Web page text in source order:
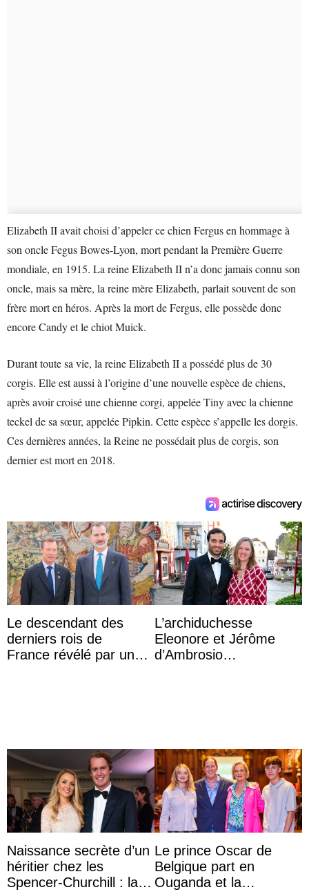
Elizabeth II avait choisi d’appeler ce chien Fergus en hommage à
son oncle Fegus Bowes-Lyon, mort pendant la Première Guerre
mondiale, en 1915. La reine Elizabeth II n’a donc jamais connu son
oncle, mais sa mère, la reine mère Elizabeth, parlait souvent de son
frère mort en héros. Après la mort de Fergus, elle possède donc
encore Candy et le chiot Muick.
Durant toute sa vie, la reine Elizabeth II a possédé plus de 30
corgis. Elle est aussi à l’origine d’une nouvelle espèce de chiens,
après avoir croisé une chienne corgi, appelée Tiny avec la chienne
teckel de sa sœur, appelée Pipkin. Cette espèce s’appelle les dorgis.
Ces dernières années, la Reine ne possédait plus de corgis, son
dernier est mort en 2018.
Le descendant des
derniers rois de
France révélé par un
L’archiduchesse
Eleonore et Jérôme
d’Ambrosio
Naissance secrète d’un
héritier chez les
Spencer-Churchill : la
Le prince Oscar de
Belgique part en
Ouganda et la